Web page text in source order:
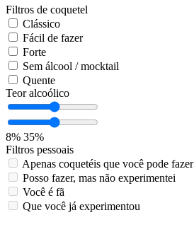
Filtros de coquetel
Clássico
Fácil de fazer
Forte
Sem álcool / mocktail
Quente
Teor alcoólico
8% 35%
Filtros pessoais
Apenas coquetéis que você pode fazer
Posso fazer, mas não experimentei
Você é fã
Que você já experimentou